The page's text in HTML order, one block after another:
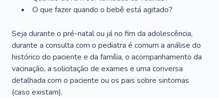
O que fazer quando o bebê está agitado?
Seja durante o pré-natal ou já no fim da adolescência,
durante a consulta com o pediatra é comum a análise do
histórico do paciente e da família, o acompanhamento da
vacinação, a solicitação de exames e uma conversa
detalhada com o paciente ou os pais sobre sintomas
(caso existam).